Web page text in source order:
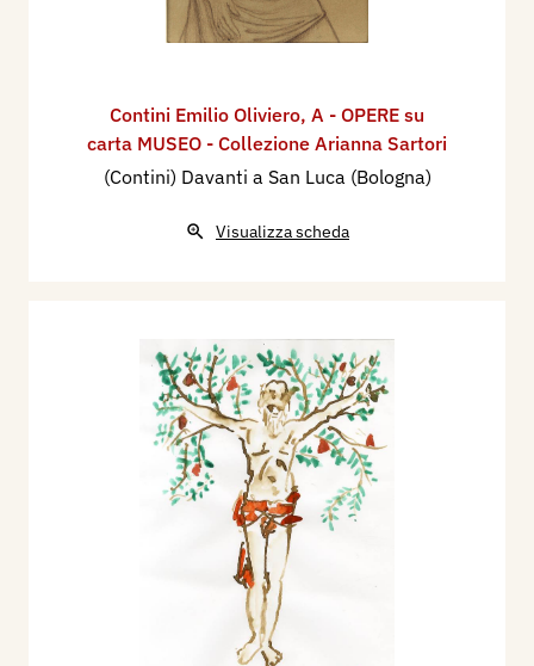
Contini Emilio Oliviero, A - OPERE su
carta MUSEO - Collezione Arianna Sartori
(Contini) Davanti a San Luca (Bologna)
Visualizza scheda